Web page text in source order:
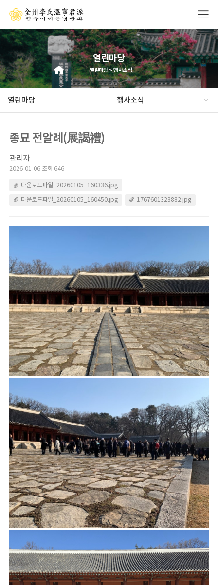
열린마당
열린마당 > 행사소식
열린마당 행사소식
종묘 전알례(展謁禮)
관리자
2026-01-06 조회 646
다운로드파일_20260105_160336.jpg
다운로드파일_20260105_160450.jpg 1767601323882.jpg